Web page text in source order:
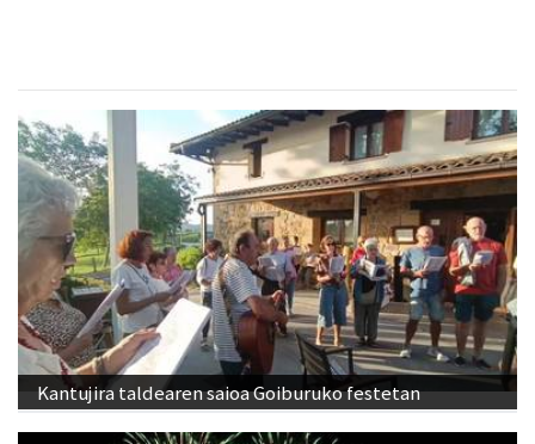
Kantujira taldearen saioa Goiburuko festetan